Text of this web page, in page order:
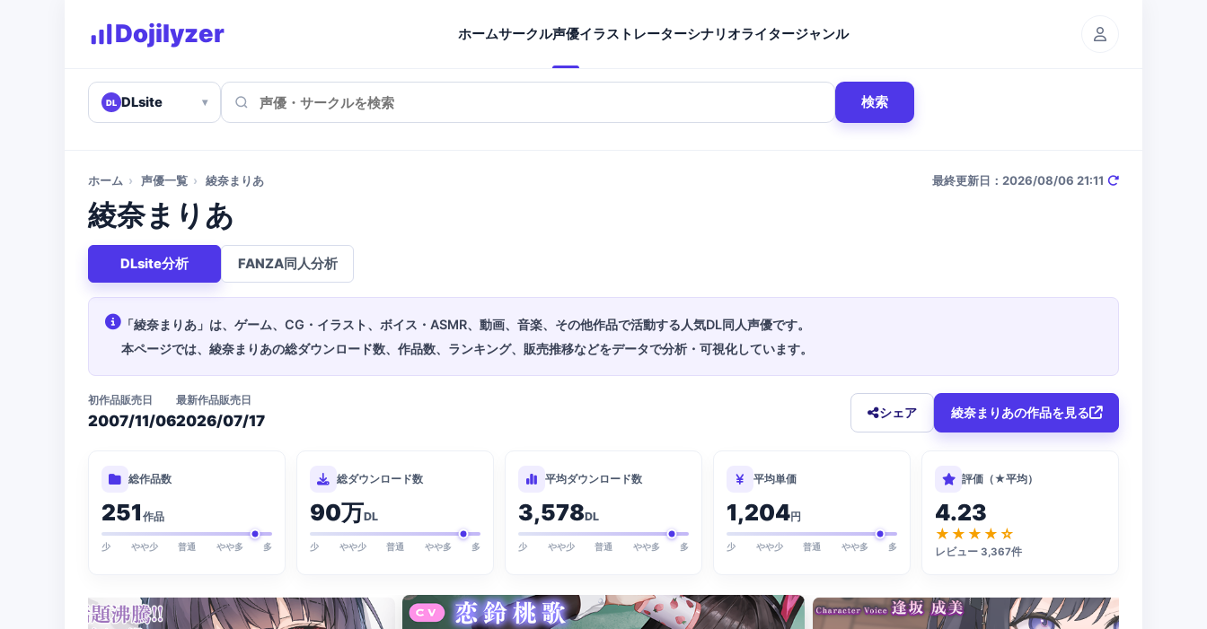
Dojilyzer ホームサークル声優イラストレーターシナリオライタージャンル
DL DLsite ▾ 検索
ホーム › 声優一覧 › 綾奈まりあ 最終更新日：2026/08/06 21:11
綾奈まりあ
DLsite分析 FANZA同人分析
「綾奈まりあ」は、ゲーム、CG・イラスト、ボイス・ASMR、動画、音楽、その他作品で活動する人気DL同人声優です。
本ページでは、綾奈まりあの総ダウンロード数、作品数、ランキング、販売推移などをデータで分析・可視化しています。
初作品販売日
2007/11/06
最新作品販売日
2026/07/17 シェア 綾奈まりあの作品を見る
総作品数
251 作品
少 やや少 普通 やや多 多
総ダウンロード数
90万DL
少 やや少 普通 やや多 多
平均ダウンロード数
3,578DL
少 やや少 普通 やや多 多
平均単価
1,204円
少 やや少 普通 やや多 多
評価（★平均）
4.23
★★★★☆
レビュー 3,367件